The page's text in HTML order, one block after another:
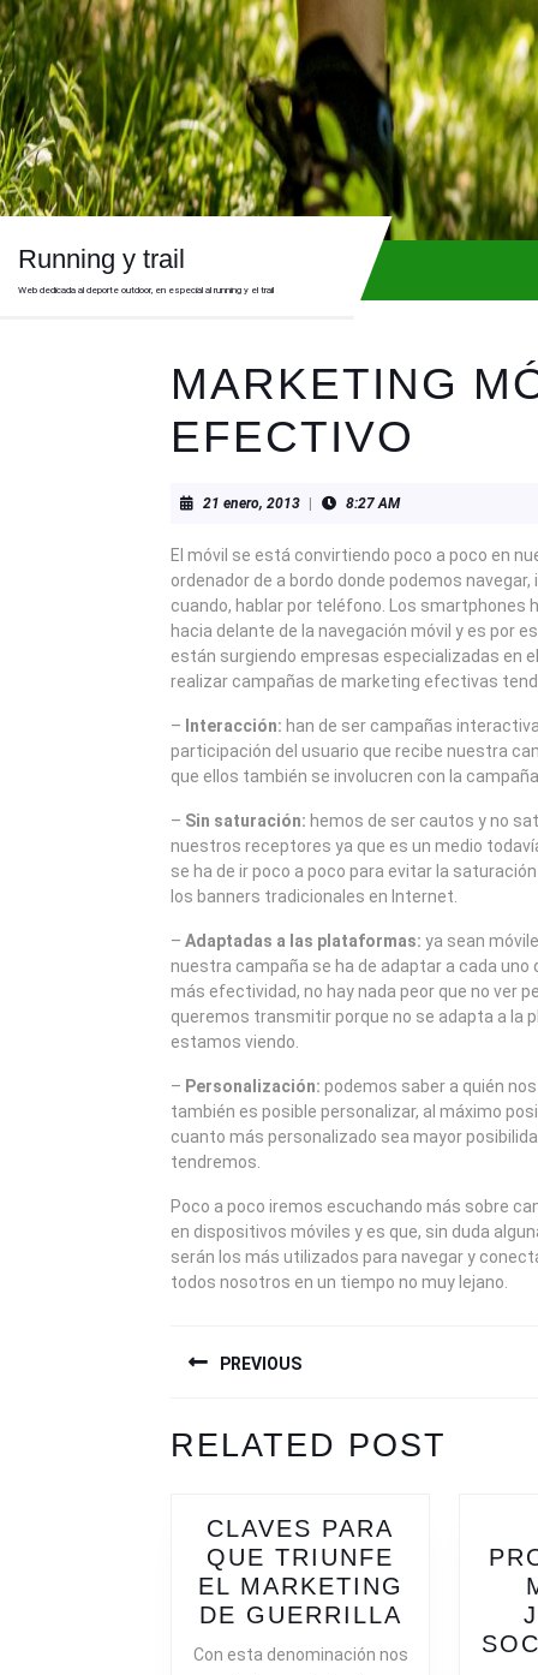
Skip
to
content
Running y trail
Web dedicada al deporte outdoor, en especial al running y el trail
MARKETING
EFECTIVO
21 enero, 201321
8:27 AM
El móvil se está convirtiendo poco a poco en
ordenador de a bordo donde podemos
cuando, hablar por teléfono. Los smartphones
hacia delante de la navegación móvil y es por
están surgiendo empresas especializadas en
realizar campañas de marketing efectivas
– Interacción: han de ser campañas
participación del usuario que recibe nuestra
que ellos también se involucren con la
– Sin saturación: hemos de ser cautos y no
nuestros receptores ya que es un medio
se ha de ir poco a poco para evitar la
los banners tradicionales en Internet.
– Adaptadas a las plataformas: ya sean
nuestra campaña se ha de adaptar a cada uno
más efectividad, no hay nada peor que no ver
queremos transmitir porque no se adapta a la
estamos viendo.
– Personalización: podemos saber a quién
también es posible personalizar, al máximo
cuanto más personalizado sea mayor
tendremos.
Poco a poco iremos escuchando más sobre
en dispositivos móviles y es que, sin duda
serán los más utilizados para navegar y
todos nosotros en un tiempo no muy lejano.
DE
ENTRADAS
PREVIOUS
post:
RELATED POST
CLAVES PARA
QUE TRIUNFE
EL MARKETING
DE GUERRILLA
Con esta denominación nos